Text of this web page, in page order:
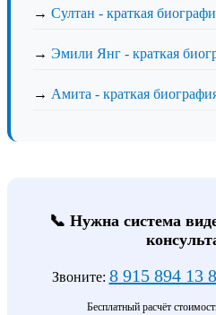
→ Султан - краткая
→ Эмили Янг - краткая
→ Амита - краткая
📞 Нужна система
Звоните: 8 915 894 13
Бесплатный расчёт